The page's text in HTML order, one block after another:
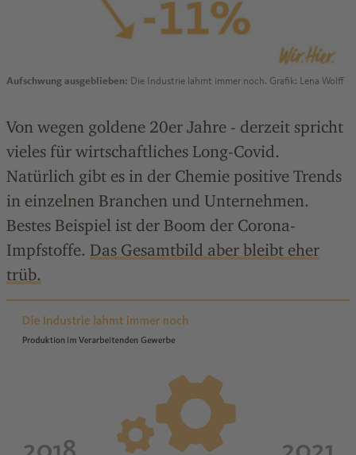
Aufschwung ausgeblieben: Die Industrie lahmt immer noch. Grafik: Lena Wolff
Von wegen goldene 20er Jahre - derzeit spricht
vieles für wirtschaftliches Long-Covid.
Natürlich gibt es in der Chemie positive Trends
in einzelnen Branchen und Unternehmen.
Bestes Beispiel ist der Boom der Corona-
Impfstoffe. Das Gesamtbild aber bleibt eher
trüb.